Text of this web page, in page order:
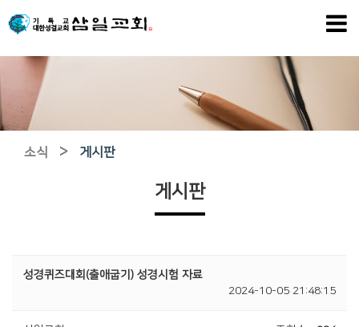
소식 > 게시판
게시판
성경퀴즈대회(출애굽기) 성경시험 자료
2024-10-05 21:48:15